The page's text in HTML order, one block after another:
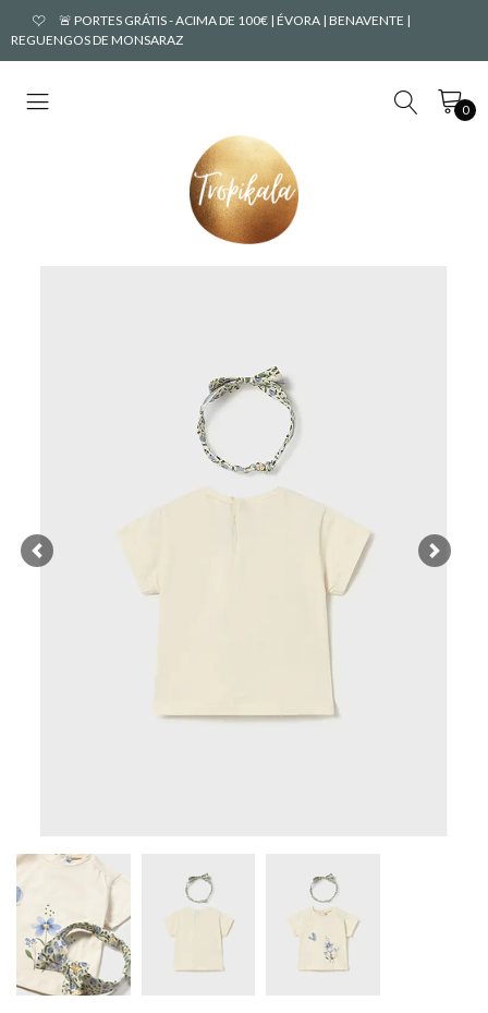
🚨 PORTES GRÁTIS - ACIMA DE 100€ | ÉVORA | BENAVENTE |
REGUENGOS DE MONSARAZ
0
Previous Next